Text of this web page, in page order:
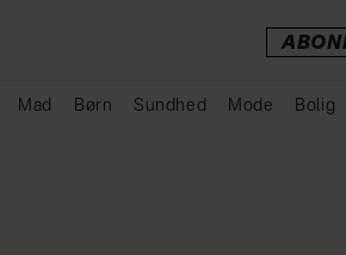
Mad Børn Sundhed Mode Bolig